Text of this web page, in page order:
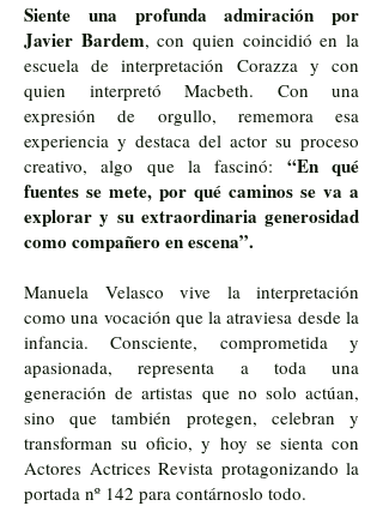
Siente una profunda admiración por
Javier Bardem, con quien coincidió en la
escuela de interpretación Corazza y con
quien interpretó Macbeth. Con una
expresión de orgullo, rememora esa
experiencia y destaca del actor su proceso
creativo, algo que la fascinó: “En qué
fuentes se mete, por qué caminos se va a
explorar y su extraordinaria generosidad
como compañero en escena”.
Manuela Velasco vive la interpretación
como una vocación que la atraviesa desde la
infancia. Consciente, comprometida y
apasionada, representa a toda una
generación de artistas que no solo actúan,
sino que también protegen, celebran y
transforman su oficio, y hoy se sienta con
Actores Actrices Revista protagonizando la
portada nº 142 para contárnoslo todo.